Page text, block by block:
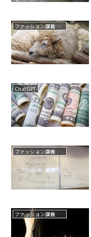
ファッション講義メモ
ChatGPT
ファッション講義メモ
ファッション講義メモ